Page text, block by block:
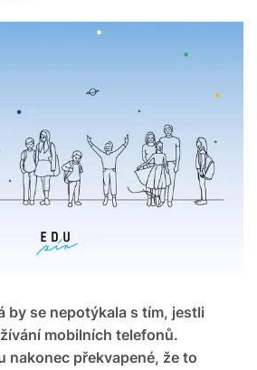
by se nepotýkala s tím, jestli
mobilních telefonů.
nakonec překvapené, že to